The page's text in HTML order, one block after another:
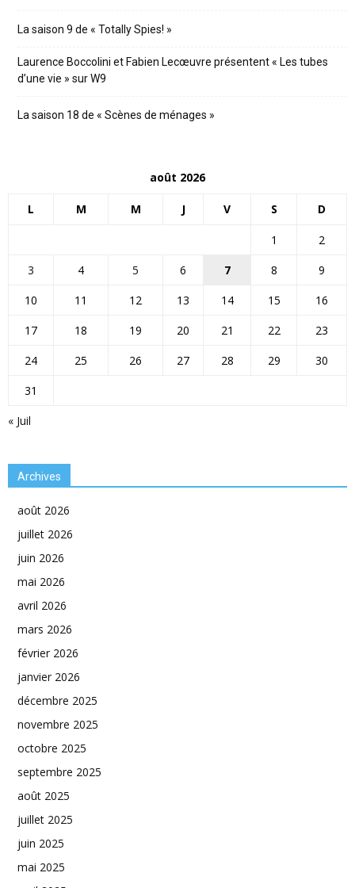
La saison 9 de « Totally Spies! »
Laurence Boccolini et Fabien Lecœuvre présentent « Les tubes
d’une vie » sur W9
La saison 18 de « Scènes de ménages »
août 2026
L M M J V S D
« Juil
1
2
3
4 5 6 7 8
9
10
11 12 13 14 15
16
17
18 19 20 21 22
23
24
25 26 27 28 29
30
31
Archives
août 2026
juillet 2026
juin 2026
mai 2026
avril 2026
mars 2026
février 2026
janvier 2026
décembre 2025
novembre 2025
octobre 2025
septembre 2025
août 2025
juillet 2025
juin 2025
mai 2025